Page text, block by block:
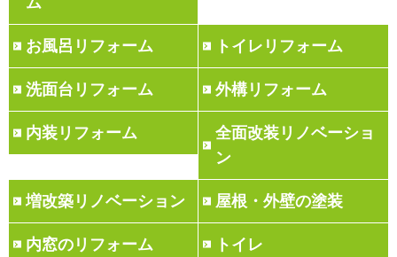
お風呂リフォーム トイレリフォーム
洗面台リフォーム 外構リフォーム
内装リフォーム
全面改装リノベーショ
ン
増改築リノベーション 屋根・外壁の塗装
内窓のリフォーム トイレ